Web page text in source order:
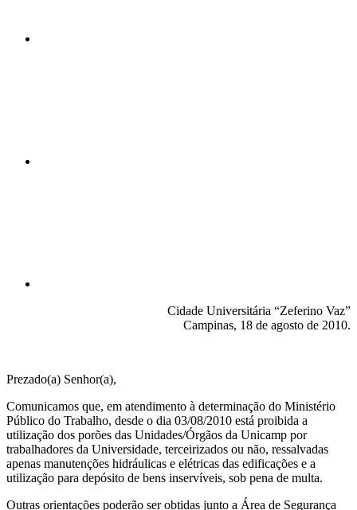
Cidade Universitária “Zeferino Vaz”
Campinas, 18 de agosto de 2010.
Prezado(a) Senhor(a),
Comunicamos que, em atendimento à determinação do Ministério
Público do Trabalho, desde o dia 03/08/2010 está proibida a
utilização dos porões das Unidades/Órgãos da Unicamp por
trabalhadores da Universidade, terceirizados ou não, ressalvadas
apenas manutenções hidráulicas e elétricas das edificações e a
utilização para depósito de bens inservíveis, sob pena de multa.
Outras orientações poderão ser obtidas junto a Área de Segurança